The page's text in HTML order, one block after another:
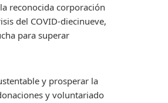
reconocida corporación
del COVID-diecinueve,
para superar
y prosperar la
y voluntariado